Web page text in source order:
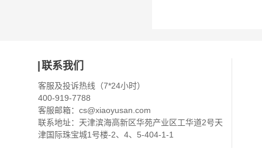
联系我们
客服及投诉热线（7*24小时）
400-919-7788
客服邮箱： cs@xiaoyusan.com
联系地址：天津滨海高新区华苑产业区工华道2号天
津国际珠宝城1号楼-2、4、5-404-1-1